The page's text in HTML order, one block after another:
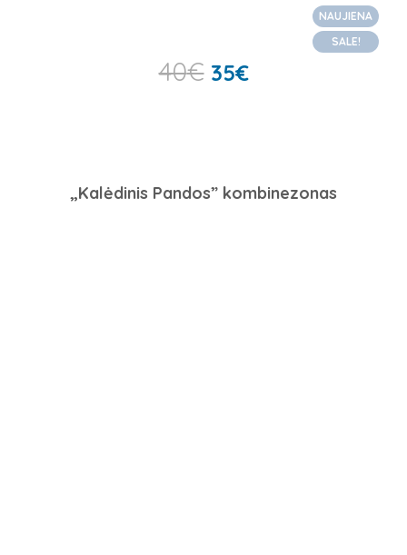
NAUJIENA
SALE!
40€ 35€
„Kalėdinis Pandos” kombinezonas